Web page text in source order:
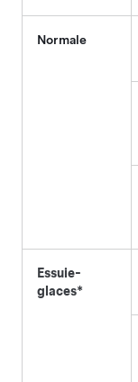
Normale
Essuie-
glaces*